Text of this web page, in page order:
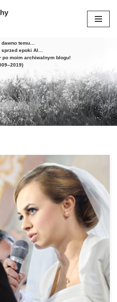
dawno temu…
sprzed epoki AI…
po moim archiwalnym blogu!